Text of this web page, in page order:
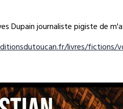
Dupain journaliste pigiste de
livres/fictions/